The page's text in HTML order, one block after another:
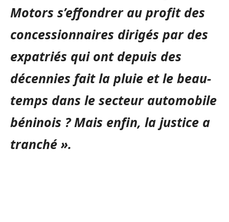
Motors s’effondrer au profit des
concessionnaires dirigés par des
expatriés qui ont depuis des
décennies fait la pluie et le beau-
temps dans le secteur automobile
béninois ? Mais enfin, la justice a
tranché ».